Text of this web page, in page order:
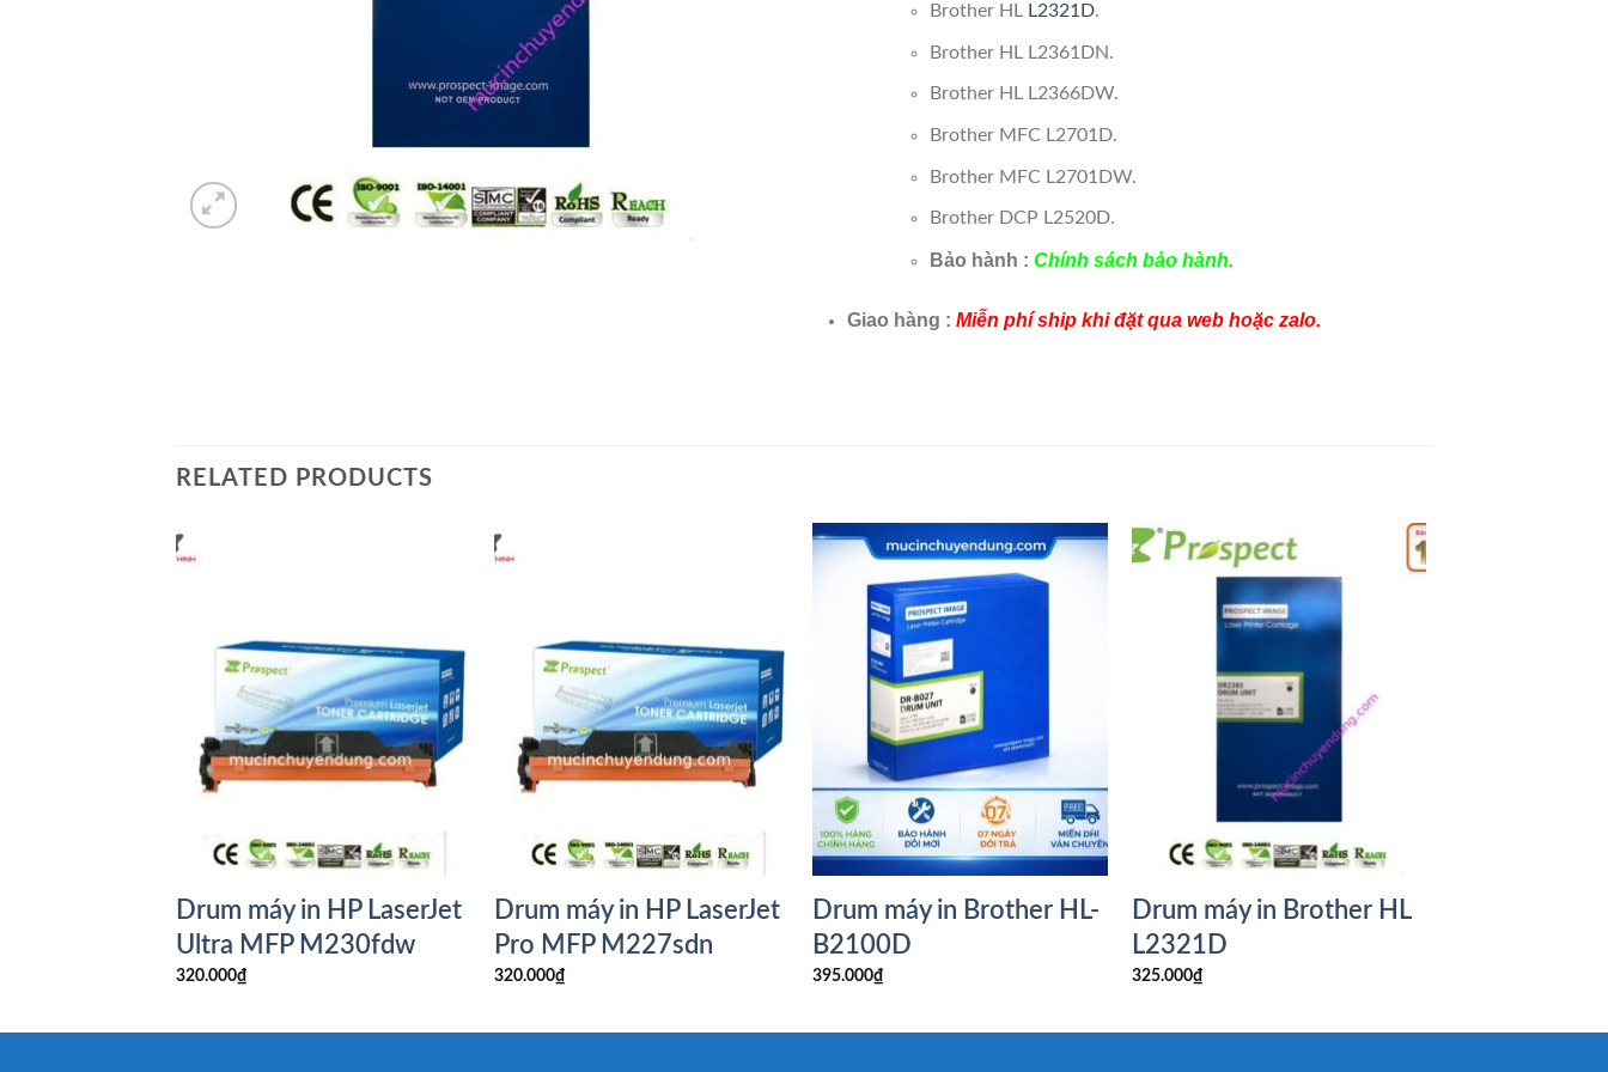
Brother HL L2321D.
Brother HL L2361DN.
Brother HL L2366DW.
Brother MFC L2701D.
Brother MFC L2701DW.
Brother DCP L2520D.
Bảo hành : Chính sách bảo hành.
Giao hàng : Miễn phí ship khi đặt qua web hoặc zalo.
RELATED PRODUCTS
Drum máy in HP LaserJet
Ultra MFP M230fdw
320.000₫
Drum máy in HP LaserJet
Pro MFP M227sdn
320.000₫
Drum máy in Brother HL-
B2100D
395.000₫
Drum máy in Brother HL
L2321D
325.000₫